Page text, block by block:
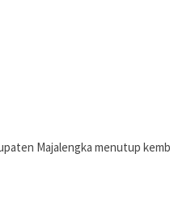
Majalengka menutup